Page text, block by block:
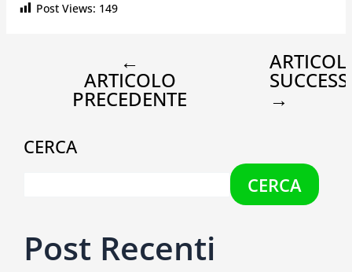
Post Views: 149
←
ARTICOLO
PRECEDENTE →
CERCA
CERCA
Post Recenti